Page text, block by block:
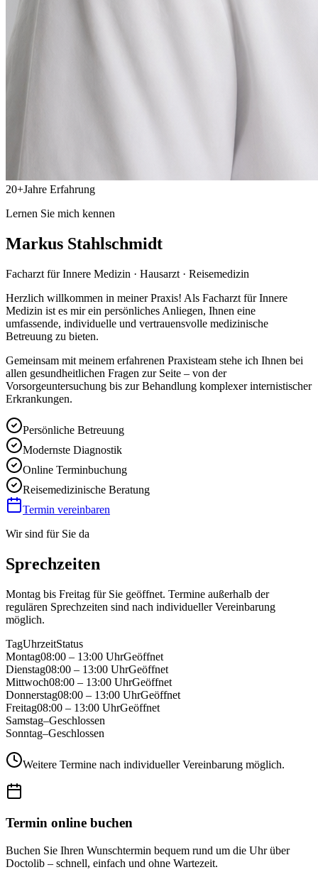
20+Jahre Erfahrung
Lernen Sie mich kennen
Markus Stahlschmidt
Facharzt für Innere Medizin · Hausarzt · Reisemedizin
Herzlich willkommen in meiner Praxis! Als Facharzt für Innere
Medizin ist es mir ein persönliches Anliegen, Ihnen eine
umfassende, individuelle und vertrauensvolle medizinische
Betreuung zu bieten.
Gemeinsam mit meinem erfahrenen Praxisteam stehe ich Ihnen bei
allen gesundheitlichen Fragen zur Seite – von der
Vorsorgeuntersuchung bis zur Behandlung komplexer internistischer
Erkrankungen.
Persönliche Betreuung
Modernste Diagnostik
Online Terminbuchung
Reisemedizinische Beratung
Termin vereinbaren
Wir sind für Sie da
Sprechzeiten
Montag bis Freitag für Sie geöffnet. Termine außerhalb der
regulären Sprechzeiten sind nach individueller Vereinbarung
möglich.
TagUhrzeitStatus
Montag08:00 – 13:00 UhrGeöffnet
Dienstag08:00 – 13:00 UhrGeöffnet
Mittwoch08:00 – 13:00 UhrGeöffnet
Donnerstag08:00 – 13:00 UhrGeöffnet
Freitag08:00 – 13:00 UhrGeöffnet
Samstag–Geschlossen
Sonntag–Geschlossen
Weitere Termine nach individueller Vereinbarung möglich.
Termin online buchen
Buchen Sie Ihren Wunschtermin bequem rund um die Uhr über
Doctolib – schnell, einfach und ohne Wartezeit.